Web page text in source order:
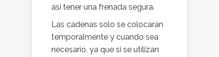
así tener una frenada segura.
Las cadenas solo se colocaran
temporalmente y cuando sea
necesario, ya que si se utilizan